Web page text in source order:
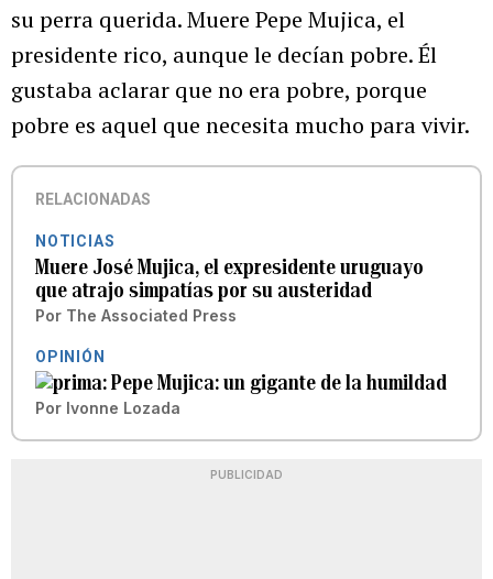
su perra querida. Muere Pepe Mujica, el
presidente rico, aunque le decían pobre. Él
gustaba aclarar que no era pobre, porque
pobre es aquel que necesita mucho para vivir.
RELACIONADAS
NOTICIAS
Muere José Mujica, el expresidente uruguayo
que atrajo simpatías por su austeridad
Por The Associated Press
OPINIÓN
Pepe Mujica: un gigante de la humildad
Por Ivonne Lozada
PUBLICIDAD